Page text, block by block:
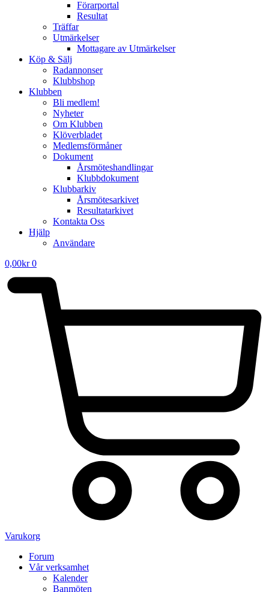
Förarportal
Resultat
Träffar
Utmärkelser
Mottagare av Utmärkelser
Köp & Sälj
Radannonser
Klubbshop
Klubben
Bli medlem!
Nyheter
Om Klubben
Klöverbladet
Medlemsförmåner
Dokument
Årsmöteshandlingar
Klubbdokument
Klubbarkiv
Årsmötesarkivet
Resultatarkivet
Kontakta Oss
Hjälp
Användare
0,00kr 0
Varukorg
Forum
Vår verksamhet
Kalender
Banmöten